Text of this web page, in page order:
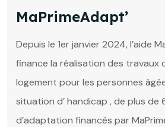
MaPrimeAdapt’
Depuis le 1er janvier 2024, l’aide
finance la réalisation des travaux
logement pour les personnes
situation d’ handicap , de plus de
d’adaptation financés par